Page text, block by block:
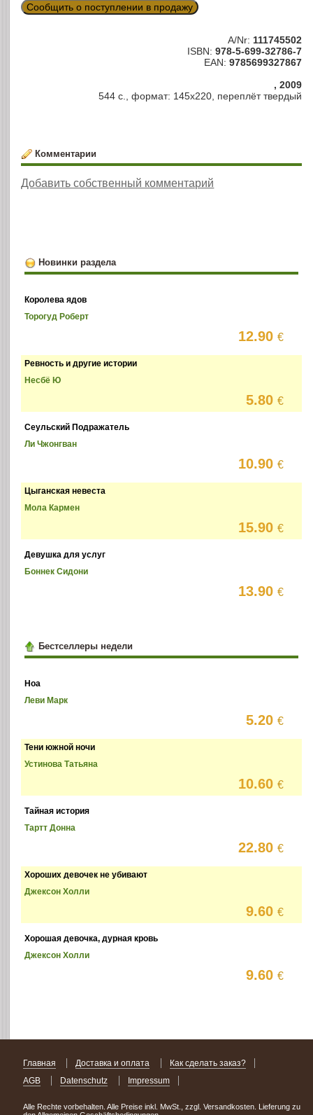
Сообщить о поступлении в продажу
A/Nr: 111745502
ISBN: 978-5-699-32786-7
EAN: 9785699327867
, 2009
544 с., формат: 145х220, переплёт твердый
Комментарии
Добавить собственный комментарий
Новинки раздела
Королева ядов
Торогуд Роберт
12.90€
Ревность и другие истории
Несбё Ю
5.80€
Сеульский Подражатель
Ли Чжонгван
10.90€
Цыганская невеста
Мола Кармен
15.90€
Девушка для услуг
Боннек Сидони
13.90€
Бестселлеры недели
Ноа
Леви Марк
5.20€
Тени южной ночи
Устинова Татьяна
10.60€
Тайная история
Тартт Донна
22.80€
Хороших девочек не убивают
Джексон Холли
9.60€
Хорошая девочка, дурная кровь
Джексон Холли
9.60€
Главная Доставка и оплата
Как сделать заказ?
AGB
Datenschutz Impressum
Alle Rechte vorbehalten. Alle Preise inkl. MwSt., zzgl. Versandkosten. Lieferung zu